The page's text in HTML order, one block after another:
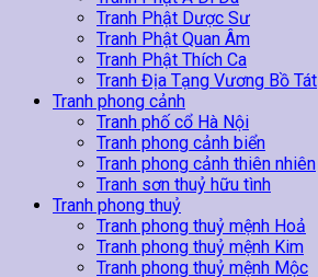
Tranh Phật Dược Sư
Tranh Phật Quan Âm
Tranh Phật Thích Ca
Tranh Địa Tạng Vương Bồ Tát
Tranh phong cảnh
Tranh phố cổ Hà Nội
Tranh phong cảnh biển
Tranh phong cảnh thiên nhiên
Tranh sơn thuỷ hữu tình
Tranh phong thuỷ
Tranh phong thuỷ mệnh Hoả
Tranh phong thuỷ mệnh Kim
Tranh phong thuỷ mệnh Mộc